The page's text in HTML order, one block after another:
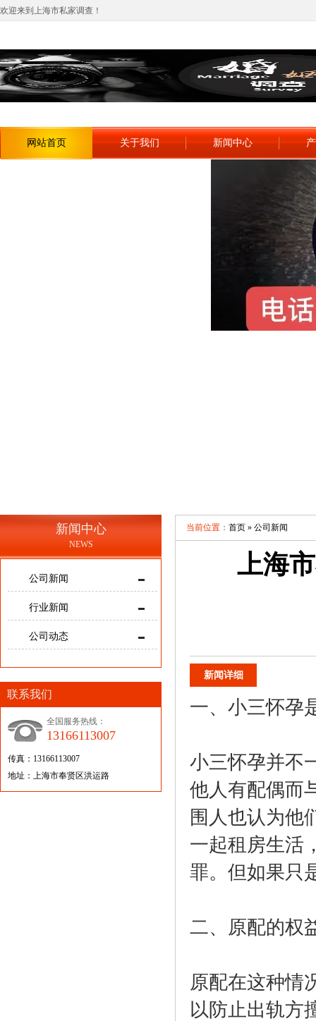
欢迎来到上海市私家调查！
网站首页 关于我们 新闻中心
新闻中心
NEWS
公司新闻
行业新闻
公司动态
联系我们
全国服务热线：
13166113007
传真：13166113007
地址：上海市奉贤区洪运路
当前位置： 首页 » 公司新闻
上海
新闻详细
一、小三怀孕
小三怀孕并不
他人有配偶而
围人也认为他
一起租房生活
罪。但如果只
二、原配的权
原配在这种情
以防止出轨方